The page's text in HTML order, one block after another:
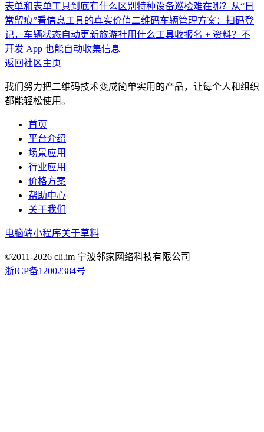
表单和表单工具到底有什么区别 特种设备巡检难在哪？从“日
常留痕”看信息工具的真实价值二维码车辆管理方案：扫码登
记，车辆状态自动更新旅游社用什么工具收报名 + 资料？不
开发 App 也能自动收集信息
返回社区主页
我们努力把二维码技术变成简单实用的产品，让每个人和组织
都能轻松使用。
首页
平台介绍
场景应用
行业应用
价格方案
帮助中心
关于我们
电脑端小程序关于草料
©2011-2026 cli.im 宁波邻家网络科技有限公司
浙ICP备12002384号